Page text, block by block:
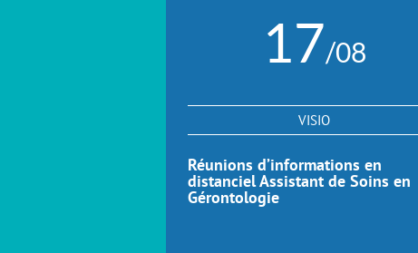
17/08
VISIO
Réunions d’informations en
distanciel Assistant de Soins en
Gérontologie